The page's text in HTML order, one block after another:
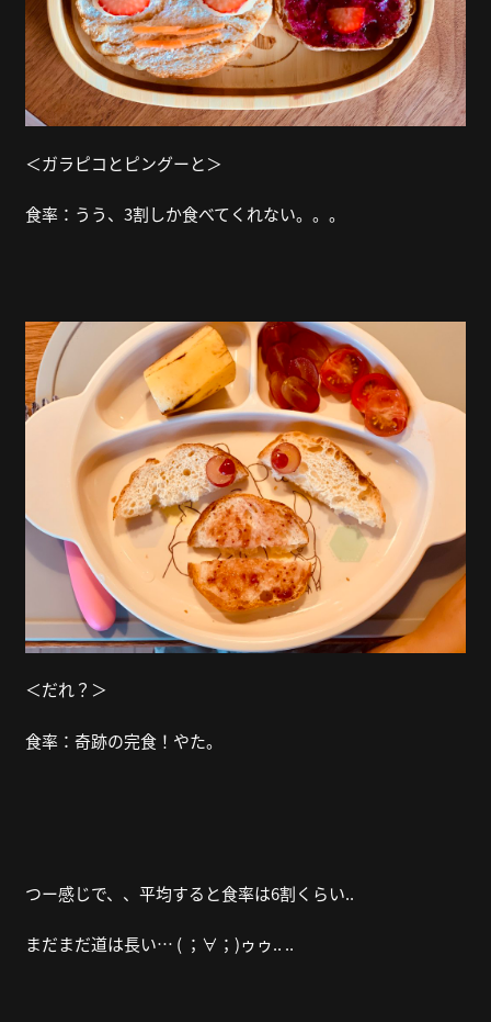
＜ガラピコとピングーと＞
食率：うう、3割しか食べてくれない。。。
＜だれ？＞
食率：奇跡の完食！やた。
つー感じで、、平均すると食率は6割くらい..
まだまだ道は長い… ( ；∀；)ゥゥ.. ..